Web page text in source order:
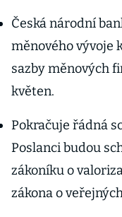
Česká národní
měnového vývoje
sazby měnových
květen.
Pokračuje řádná
Poslanci budou
zákoníku o
zákona o